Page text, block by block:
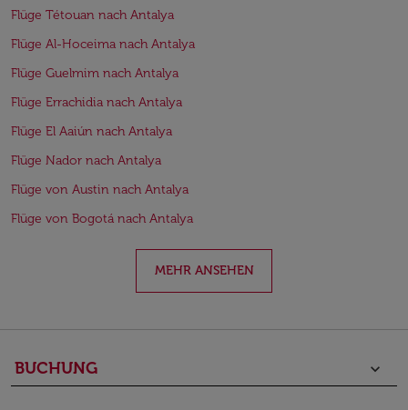
Flüge Tétouan nach Antalya
Flüge Al-Hoceima nach Antalya
Flüge Guelmim nach Antalya
Flüge Errachidia nach Antalya
Flüge El Aaiún nach Antalya
Flüge Nador nach Antalya
Flüge von Austin nach Antalya
Flüge von Bogotá nach Antalya
MEHR ANSEHEN
BUCHUNG keyboard_arrow_down